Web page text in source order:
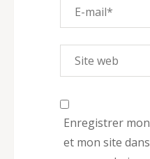
Enregistrer
et mon site